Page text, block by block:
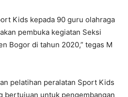
Kids kepada 90 guru olahraga
pembuka kegiatan Seksi
Bogor di tahun 2020,” tegas M
pelatihan peralatan Sport Kids
bertujuan untuk pengembangan